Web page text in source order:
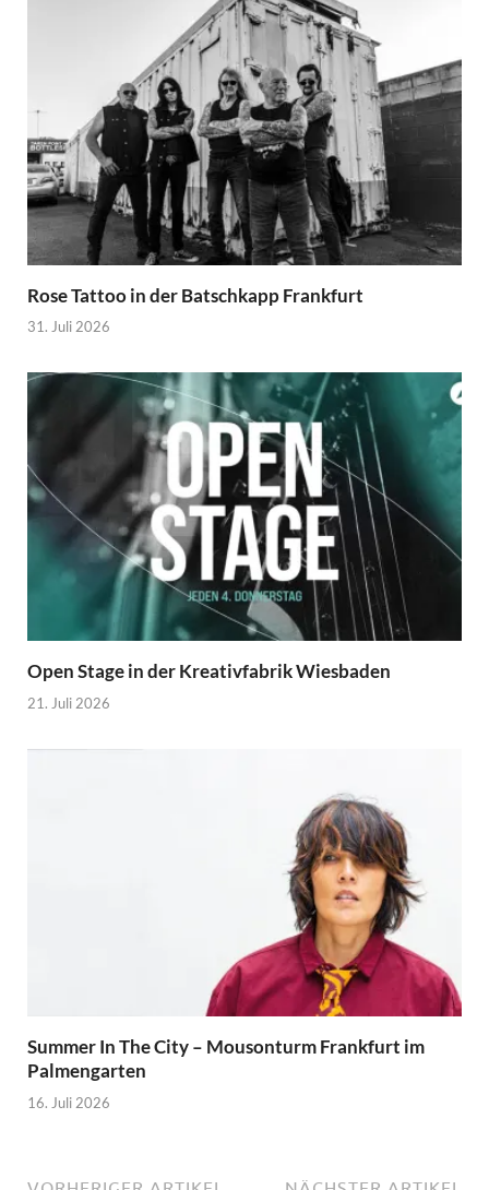
Rose Tattoo in der Batschkapp Frankfurt
31. Juli 2026
Open Stage in der Kreativfabrik Wiesbaden
21. Juli 2026
Summer In The City – Mousonturm Frankfurt im
Palmengarten
16. Juli 2026